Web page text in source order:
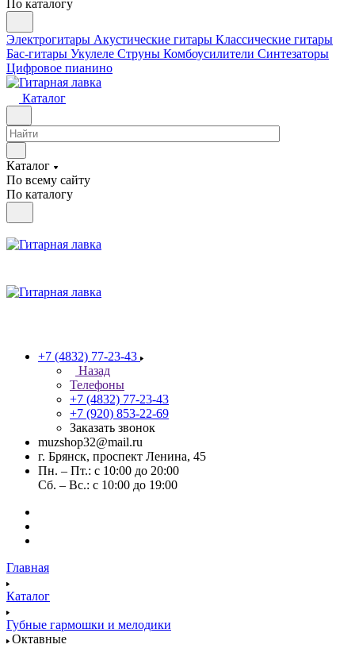
По каталогу
Электрогитары Акустические гитары Классические гитары
Бас-гитары Укулеле Струны Комбоусилители Синтезаторы
Цифровое пианино
Каталог
Каталог
По всему сайту
По каталогу
+7 (4832) 77-23-43
Назад
Телефоны
+7 (4832) 77-23-43
+7 (920) 853-22-69
Заказать звонок
muzshop32@mail.ru
г. Брянск, проспект Ленина, 45
Пн. – Пт.: с 10:00 до 20:00
Сб. – Вс.: с 10:00 до 19:00
Главная
Каталог
Губные гармошки и мелодики
Октавные